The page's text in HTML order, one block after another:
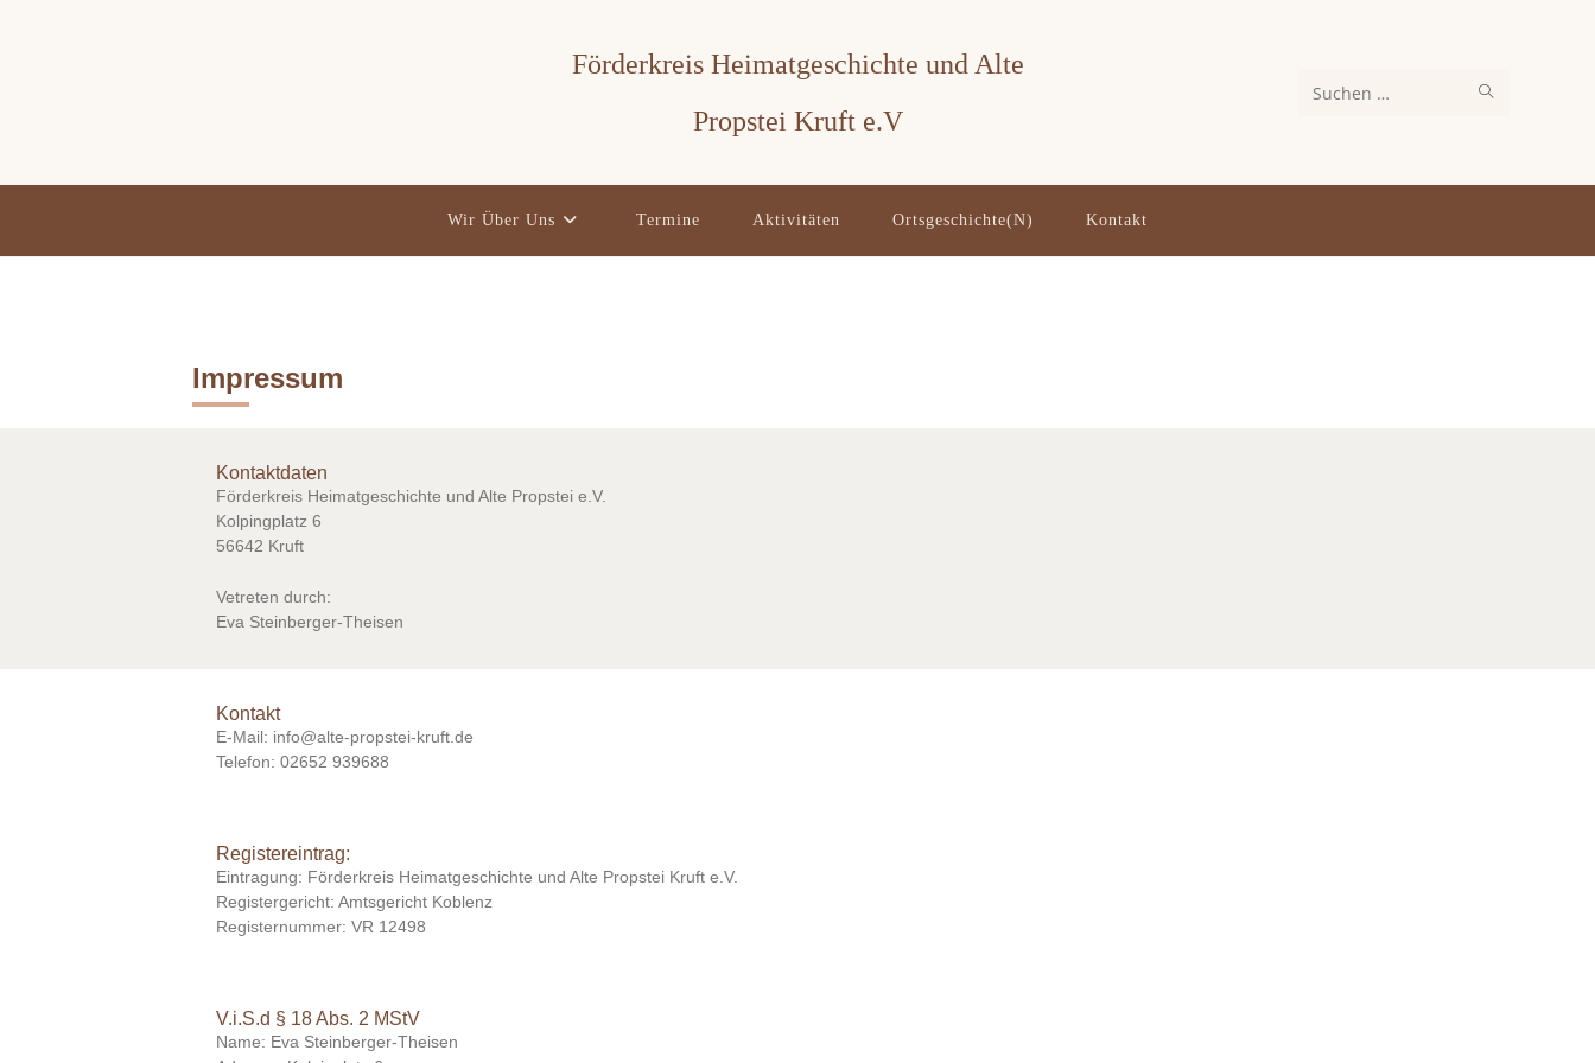
Förderkreis Heimatgeschichte und Alte
Propstei Kruft e.V
Diese
durchsuchen
Wir Über Uns Termine Aktivitäten Ortsgeschichte(n) Kontakt
Impressum
Kontaktdaten
Förderkreis Heimatgeschichte und Alte Propstei e.V.
Kolpingplatz 6
56642 Kruft
Vetreten durch:
Eva Steinberger-Theisen
Kontakt
E-Mail: info@alte-propstei-kruft.de
Telefon: 02652 939688
Registereintrag:
Eintragung: Förderkreis Heimatgeschichte und Alte Propstei Kruft e.V.
Registergericht: Amtsgericht Koblenz
Registernummer: VR 12498
V.i.S.d § 18 Abs. 2 MStV
Name: Eva Steinberger-Theisen